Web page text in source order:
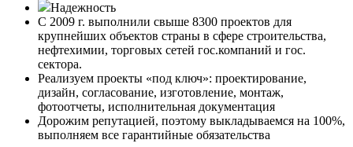
Надежность
С 2009 г. выполнили свыше 8300 проектов для
крупнейших объектов страны в сфере строительства,
нефтехимии, торговых сетей гос.компаний и гос.
сектора.
Реализуем проекты «под ключ»: проектирование,
дизайн, согласование, изготовление, монтаж,
фотоотчеты, исполнительная документация
Дорожим репутацией, поэтому выкладываемся на 100%,
выполняем все гарантийные обязательства